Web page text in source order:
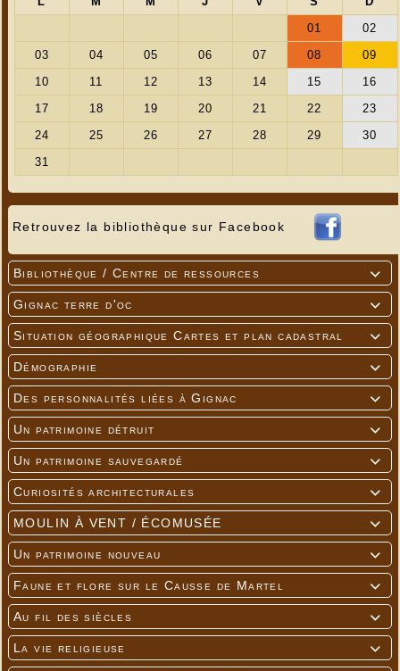
Retrouvez la bibliothèque sur Facebook

Bibliothèque / Centre de ressources

Gignac terre d'oc

Situation géographique Cartes et plan cadastral

Démographie

Des personnalités liées à Gignac

Un patrimoine détruit

Un patrimoine sauvegardé

Curiosités architecturales

MOULIN À VENT / ÉCOMUSÉE

Un patrimoine nouveau

Faune et flore sur le Causse de Martel

Au fil des siècles

La vie religieuse